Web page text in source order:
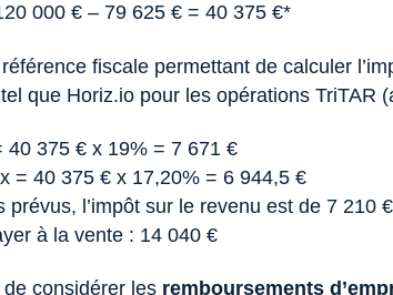
000 € – 79 625 € = 40 375 €*
fiscale permettant de calculer
que Horiz.io pour les opérations TriTAR
40 375 € x 19% = 7 671 €
= 40 375 € x 17,20% = 6 944,5 €
prévus, l’impôt sur le revenu est de 7 210
à la vente : 14 040 €
considérer les remboursements